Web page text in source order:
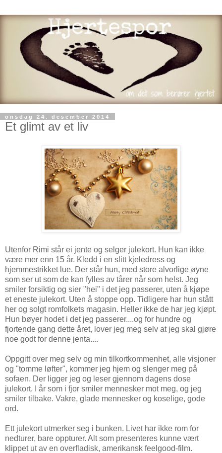
onsdag 24. desember 2014
Et glimt av et liv
Utenfor Rimi står ei jente og selger julekort. Hun kan ikke
være mer enn 15 år. Kledd i en slitt kjeledress og
hjemmestrikket lue. Der står hun, med store alvorlige øyne
som ser ut som de kan fylles av tårer når som helst. Jeg
smiler forsiktig og sier "hei" i det jeg passerer, uten å kjøpe
et eneste julekort. Uten å stoppe opp. Tidligere har hun stått
her og solgt romfolkets magasin. Heller ikke de har jeg kjøpt.
Hun bøyer hodet i det jeg passerer....og for hundre og
fjortende gang dette året, lover jeg meg selv at jeg skal gjøre
noe godt for denne jenta....
Oppgitt over meg selv og min tilkortkommenhet, alle visjoner
og "tomme løfter", kommer jeg hjem og slenger meg på
sofaen. Der ligger jeg og leser gjennom dagens dose
julekort. I år som i fjor smiler mennesker mot meg, og jeg
smiler tilbake. Vakre, glade mennesker og koselige, gode
ord.
Ett julekort utmerker seg i bunken. Livet har ikke rom for
nedturer, bare oppturer. Alt som presenteres kunne vært
klippet ut av en overfladisk, amerikansk feelgood-film.